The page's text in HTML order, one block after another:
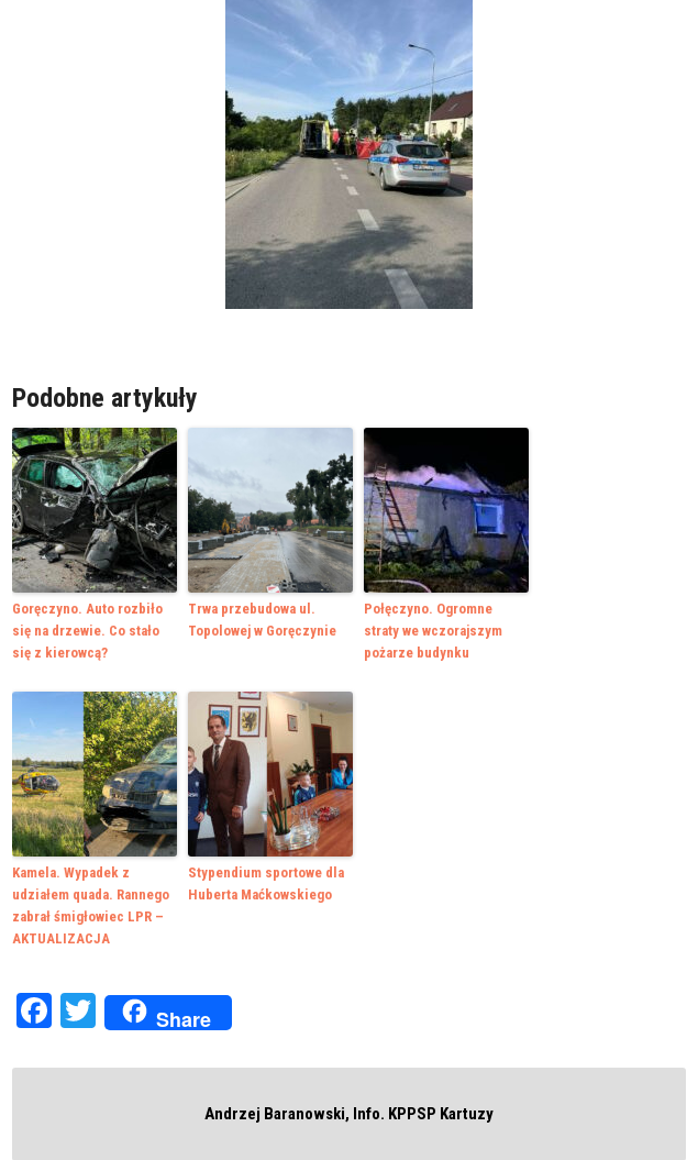
Podobne artykuły
Goręczyno. Auto rozbiło
się na drzewie. Co stało
się z kierowcą?
Trwa przebudowa ul.
Topolowej w Goręczynie
Połęczyno. Ogromne
straty we wczorajszym
pożarze budynku
Kamela. Wypadek z
udziałem quada. Rannego
zabrał śmigłowiec LPR –
AKTUALIZACJA
Stypendium sportowe dla
Huberta Maćkowskiego
Facebook
Twitter
Share
Andrzej Baranowski, Info. KPPSP Kartuzy